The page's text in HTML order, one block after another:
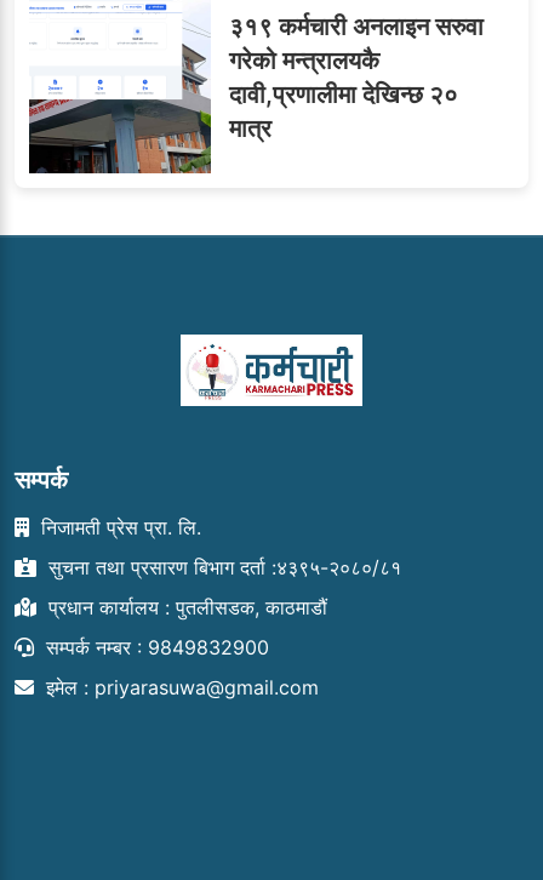
३१९ कर्मचारी अनलाइन सरुवा
गरेको मन्त्रालयकै
दावी,प्रणालीमा देखिन्छ २०
मात्र
सम्पर्क
निजामती प्रेस प्रा. लि.
सुचना तथा प्रसारण बिभाग दर्ता :४३९५-२०८०/८१
प्रधान कार्यालय : पुतलीसडक, काठमाडौं
सम्पर्क नम्बर : 9849832900
इमेल : priyarasuwa@gmail.com